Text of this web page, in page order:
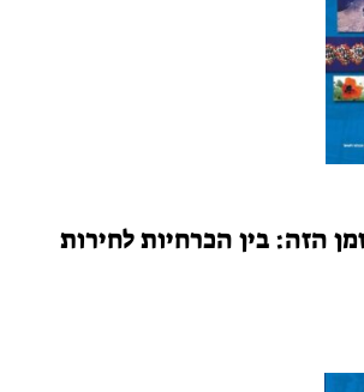
הזה: בין הכרחיות לחירות